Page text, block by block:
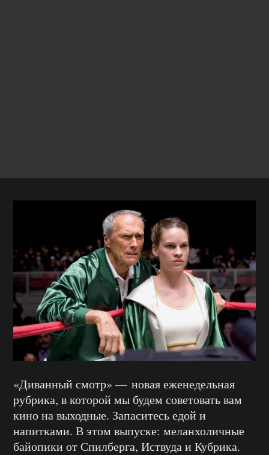
«Диванный смотр» — новая еженедельная
рубрика, в которой мы будем советовать вам
кино на выходные. Запаситесь едой и
напитками. В этом выпуске: меланхоличные
байопики от Спилберга, Иствуда и Кубрика.